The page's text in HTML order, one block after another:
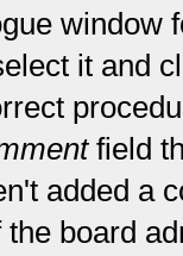
window
it and
field
added a
the board